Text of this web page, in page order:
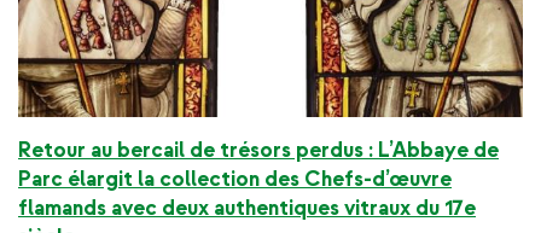
Retour au bercail de trésors perdus : L’Abbaye de
Parc élargit la collection des Chefs-d’œuvre
flamands avec deux authentiques vitraux du 17e